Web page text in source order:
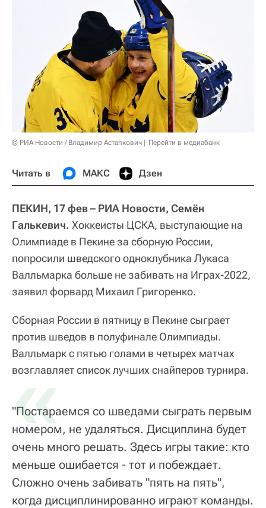
© РИА Новости / Владимир Астапкович Перейти в медиабанк
Читать в МАКС Дзен
ПЕКИН, 17 фев – РИА Новости, Семён
Галькевич. Хоккеисты ЦСКА, выступающие на
Олимпиаде в Пекине за сборную России,
попросили шведского одноклубника Лукаса
Валльмарка больше не забивать на Играх-2022,
заявил форвард Михаил Григоренко.
Сборная России в пятницу в Пекине сыграет
против шведов в полуфинале Олимпиады.
Валльмарк с пятью голами в четырех матчах
возглавляет список лучших снайперов турнира.
«
"Постараемся со шведами сыграть первым
номером, не удаляться. Дисциплина будет
очень много решать. Здесь игры такие: кто
меньше ошибается - тот и побеждает.
Сложно очень забивать "пять на пять",
когда дисциплинированно играют команды.